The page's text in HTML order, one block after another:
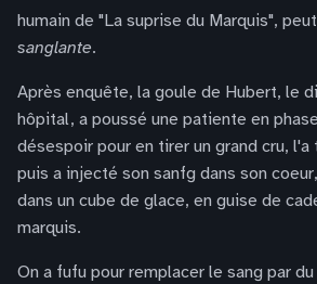
humain de "La suprise du Marquis",
sanglante.
Après enquête, la goule de Hubert, le
hôpital, a poussé une patiente en
désespoir pour en tirer un grand cru,
puis a injecté son sanfg dans son
dans un cube de glace, en guise de
marquis.
On a fufu pour remplacer le sang par